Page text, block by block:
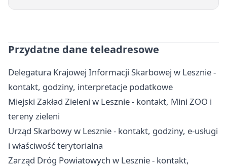
Przydatne dane teleadresowe
Delegatura Krajowej Informacji Skarbowej w Lesznie -
kontakt, godziny, interpretacje podatkowe
Miejski Zakład Zieleni w Lesznie - kontakt, Mini ZOO i
tereny zieleni
Urząd Skarbowy w Lesznie - kontakt, godziny, e-usługi
i właściwość terytorialna
Zarząd Dróg Powiatowych w Lesznie - kontakt,